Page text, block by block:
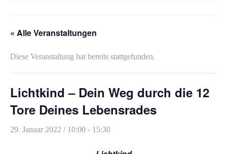
Kräuterlädchen
Kräuterseminare
Heilreisen
Fasten und Pilgern
« Alle Veranstaltungen
Diese Veranstaltung hat bereits stattgefunden.
Lichtkind – Dein Weg durch die 12
Tore Deines Lebensrades
29. Januar 2022 / 10:00 - 15:30